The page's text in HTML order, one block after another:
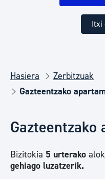
Itxi
Hasiera
Zerbitzuak
Gazteentzako
Bizitokia 5 urterako
gehiago luzatzerik.